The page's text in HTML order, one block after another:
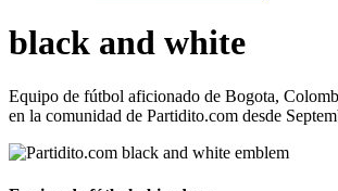
black and white
Equipo de fútbol aficionado de Bogota,
en la comunidad de Partidito.com desde